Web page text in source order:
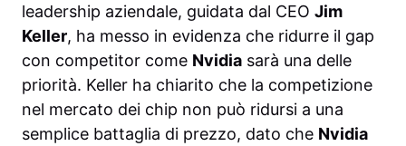
leadership aziendale, guidata dal CEO Jim
Keller, ha messo in evidenza che ridurre il gap
con competitor come Nvidia sarà una delle
priorità. Keller ha chiarito che la competizione
nel mercato dei chip non può ridursi a una
semplice battaglia di prezzo, dato che Nvidia